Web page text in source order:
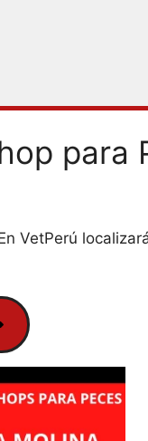
para
VetPerú